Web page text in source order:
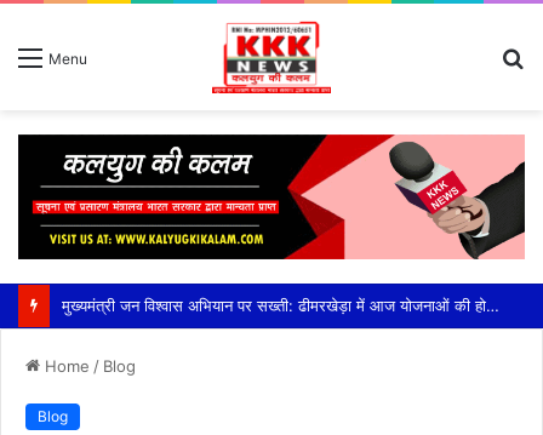
Menu
मुख्यमंत्री जन विश्वास अभियान पर सख्ती: ढीमरखेड़ा में आज योजनाओं की होगी बड़ी समीक्षा, लापरवाही पर रहेगा फोकस,सीईओ युजवेंद्र कोरी की अध्यक्षता में होगी अहम बैठक, सीएम हेल्पलाइन, पीएम आवास, संबल योजना और लंबित विकास कार्यों की होगी विस्तृत समीक्षा
Home / Blog
Blog